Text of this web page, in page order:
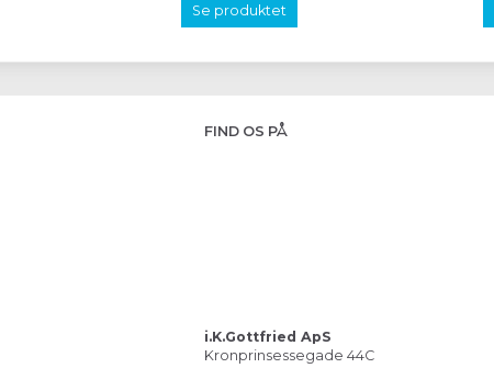
Se produktet
FIND OS PÅ
i.K.Gottfried ApS
Kronprinsessegade 44C